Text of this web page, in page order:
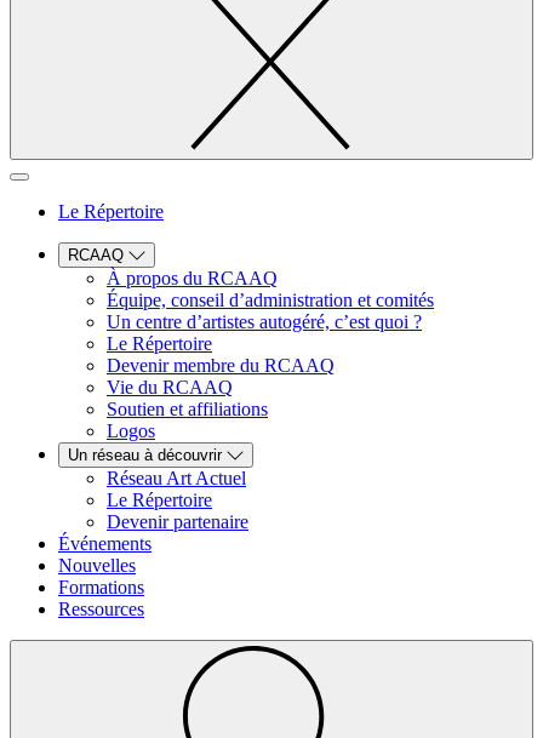
Le Répertoire
RCAAQ
À propos du RCAAQ
Équipe, conseil d’administration et comités
Un centre d’artistes autogéré, c’est quoi ?
Le Répertoire
Devenir membre du RCAAQ
Vie du RCAAQ
Soutien et affiliations
Logos
Un réseau à découvrir
Réseau Art Actuel
Le Répertoire
Devenir partenaire
Événements
Nouvelles
Formations
Ressources